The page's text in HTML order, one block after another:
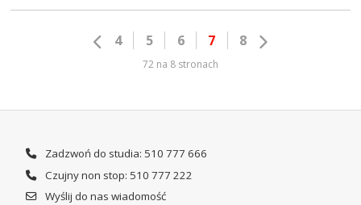
4 5 6 7 8
72 na 8 stronach
Zadzwoń do studia: 510 777 666
Czujny non stop: 510 777 222
Wyślij do nas wiadomość